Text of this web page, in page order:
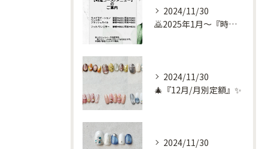
2024/11/30
🙇2025年1月～『時短コース』のお知らせ🙇
2024/11/30
🎄『12月/月別定額』✨
2024/11/30